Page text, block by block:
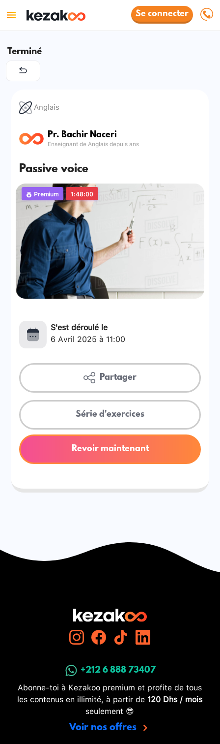
Se connecter
Terminé
Anglais
Pr. Bachir Naceri
Enseignant de Anglais depuis ans
Passive voice
Premium 1:48:00
S'est déroulé le
6 Avril 2025 à 11:00
Partager
Série d'exercices
Revoir maintenant
+212 6 888 73407
Abonne-toi à Kezakoo premium et profite de tous
les contenus en illimité, à partir de 120 Dhs / mois
seulement 😎
Voir nos offres